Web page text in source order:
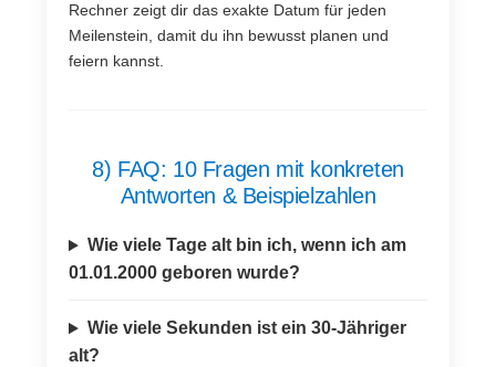
Rechner zeigt dir das exakte Datum für jeden
Meilenstein, damit du ihn bewusst planen und
feiern kannst.
8) FAQ: 10 Fragen mit konkreten
Antworten & Beispielzahlen
Wie viele Tage alt bin ich, wenn ich am
01.01.2000 geboren wurde?
Wie viele Sekunden ist ein 30-Jähriger
alt?